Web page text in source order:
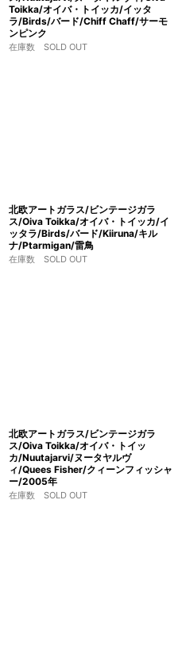
Toikka/オイバ・トイッカ/イッタ
ラ/Birds/バード/Chiff Chaff/サーモ
ンピンク
在庫数 SOLD OUT
北欧アートガラス/ビンテージガラ
ス/Oiva Toikka/オイバ・トイッカ/イ
ッタラ/Birds/バード/Kiiruna/キル
ナ/Ptarmigan/雷鳥
在庫数 SOLD OUT
北欧アートガラス/ビンテージガラ
ス/Oiva Toikka/オイバ・トイッ
カ/Nuutajarvi/ヌータヤルヴ
ィ/Quees Fisher/クィーンフィッシャ
ー/2005年
在庫数 SOLD OUT